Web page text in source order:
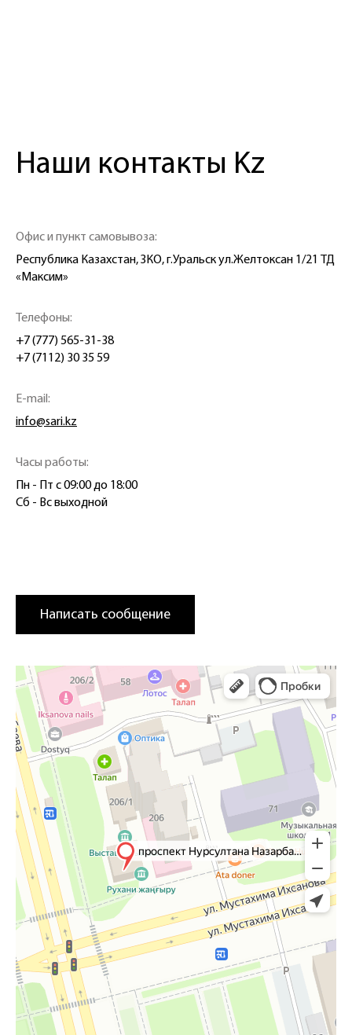
Наши контакты Kz
Офис и пункт самовывоза:
Республика Казахстан, ЗКО, г.Уральск ул.Желтоксан 1/21 ТД
«Максим»
Телефоны:
+7 (777) 565-31-38
+7 (7112) 30 35 59
E-mail:
info@sari.kz
Часы работы:
Пн - Пт с 09:00 до 18:00
Сб - Вс выходной
Написать сообщение